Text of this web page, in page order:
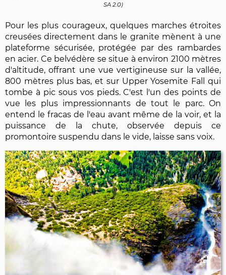
SA 2.0)
Pour les plus courageux, quelques marches étroites
creusées directement dans le granite mènent à une
plateforme sécurisée, protégée par des rambardes
en acier. Ce belvédère se situe à environ 2100 mètres
d'altitude, offrant une vue vertigineuse sur la vallée,
800 mètres plus bas, et sur Upper Yosemite Fall qui
tombe à pic sous vos pieds. C'est l'un des points de
vue les plus impressionnants de tout le parc. On
entend le fracas de l'eau avant même de la voir, et la
puissance de la chute, observée depuis ce
promontoire suspendu dans le vide, laisse sans voix.